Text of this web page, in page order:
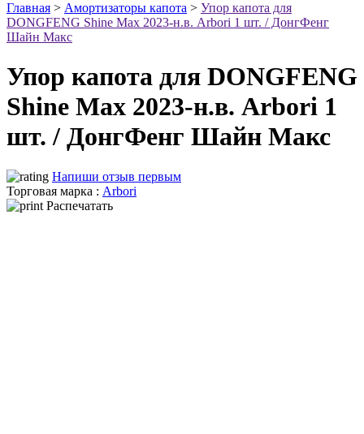
Главная > Амортизаторы капота > Упор капота для
DONGFENG Shine Max 2023-н.в. Arbori 1 шт. / ДонгФенг
Шайн Макс
Упор капота для DONGFENG
Shine Max 2023-н.в. Arbori 1
шт. / ДонгФенг Шайн Макс
Напиши отзыв первым
Торговая марка : Arbori
Распечатать